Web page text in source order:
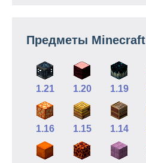
Предметы Minecraft
1.21 1.20 1.19
1.16 1.15 1.14